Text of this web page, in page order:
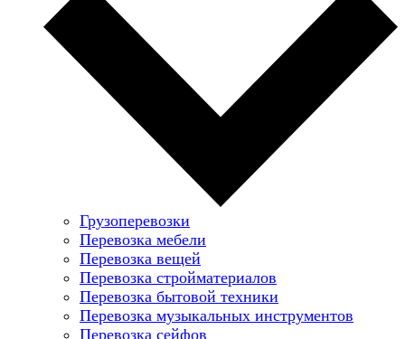
Грузоперевозки
Перевозка мебели
Перевозка вещей
Перевозка стройматериалов
Перевозка бытовой техники
Перевозка музыкальных инструментов
Перевозка сейфов